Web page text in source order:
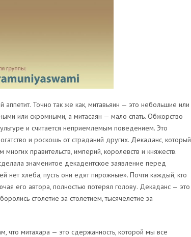
Точно так же как, митавьяин — это небольшие или
или скромными, а митасаян — мало спать. Обжорство
и считается неприемлемым поведением. Это
и роскошь от страданий других. Декаданс, который
правительств, империй, королевств и княжеств.
знаменитое декадентское заявление перед
нет хлеба, пусть они едят пирожные». Почти каждый, кто
его автора, полностью потерял голову. Декаданс — это
столетие за столетием, тысячелетие за
что митахара — это сдержанность, которой мы все